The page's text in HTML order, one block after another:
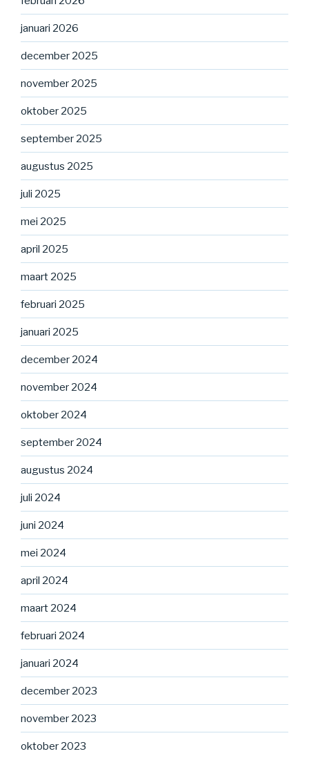
januari 2026
december 2025
november 2025
oktober 2025
september 2025
augustus 2025
juli 2025
mei 2025
april 2025
maart 2025
februari 2025
januari 2025
december 2024
november 2024
oktober 2024
september 2024
augustus 2024
juli 2024
juni 2024
mei 2024
april 2024
maart 2024
februari 2024
januari 2024
december 2023
november 2023
oktober 2023